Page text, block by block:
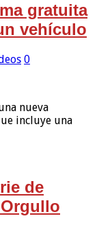
gratuita
vehículo
0
nueva
incluye una
de